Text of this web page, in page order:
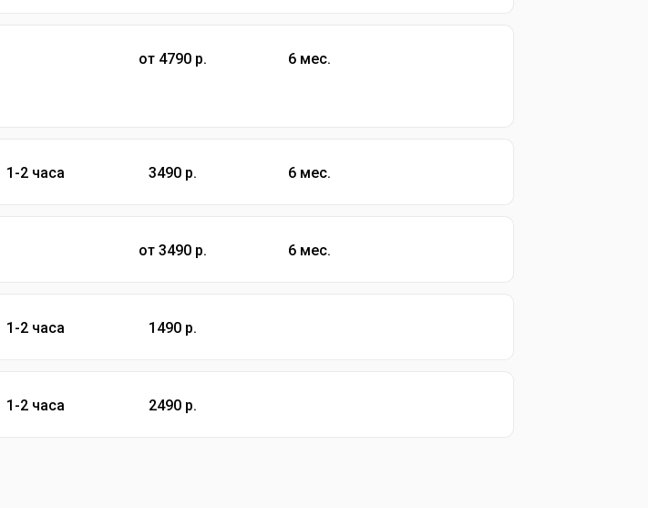
от 4790 р. 6 мес.
1-2 часа 3490 р. 6 мес.
от 3490 р. 6 мес.
1-2 часа 1490 р.
1-2 часа 2490 р.